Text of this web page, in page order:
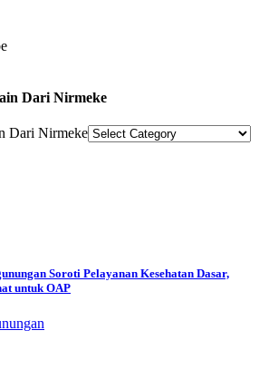
Dari Nirmeke
Dari Nirmeke
Soroti Pelayanan Kesehatan Dasar,
untuk OAP